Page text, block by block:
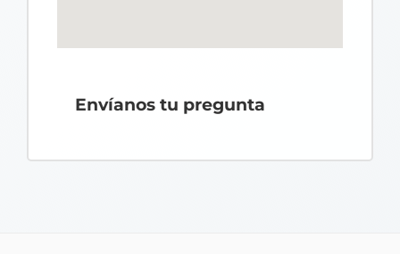
Envíanos tu pregunta